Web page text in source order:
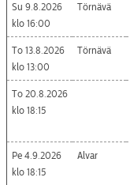
Su 9.8.2026
16:00
Törnävä
To 13.8.2026
13:00
Törnävä
To 20.8.2026
18:15
Pe 4.9.2026
18:15
Alvar